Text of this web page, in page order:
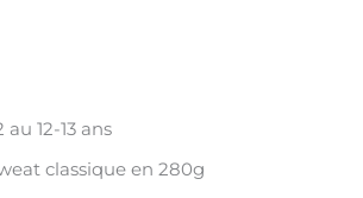
12-13 ans
classique en 280g